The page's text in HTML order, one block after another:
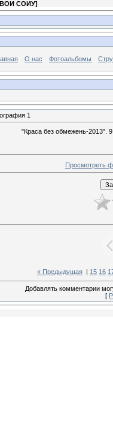
ВОИ СОИУ]
О нас Фотоальбомы
1
"Краса без обмежень-2013".
Просмотреть
« Предыдущая 15 16
Добавлять комментарии
[